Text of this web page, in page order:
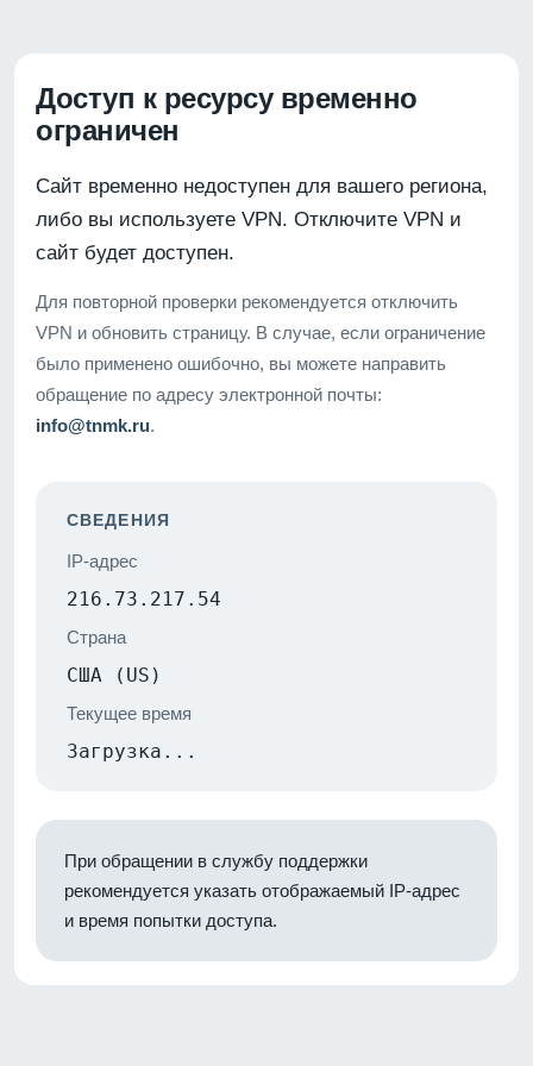
Доступ к ресурсу временно
ограничен
Сайт временно недоступен для вашего региона,
либо вы используете VPN. Отключите VPN и
сайт будет доступен.
Для повторной проверки рекомендуется отключить
VPN и обновить страницу. В случае, если ограничение
было применено ошибочно, вы можете направить
обращение по адресу электронной почты:
info@tnmk.ru.
СВЕДЕНИЯ
IP-адрес
216.73.217.54
Страна
США (US)
Текущее время
Загрузка...
При обращении в службу поддержки
рекомендуется указать отображаемый IP-адрес
и время попытки доступа.